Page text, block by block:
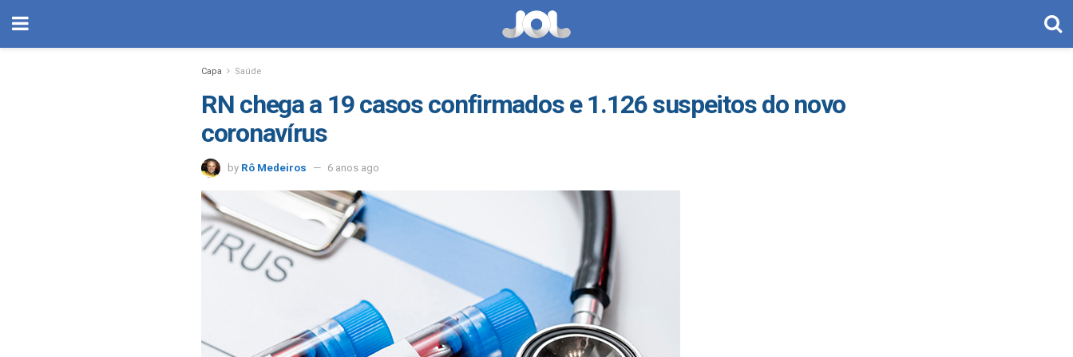
Capa Saúde
RN chega a 19 casos confirmados e 1.126 suspeitos do novo
coronavírus
by Rô Medeiros 6 anos ago